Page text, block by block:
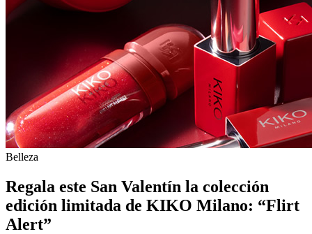
Belleza
Regala este San Valentín la colección
edición limitada de KIKO Milano: “Flirt
Alert”